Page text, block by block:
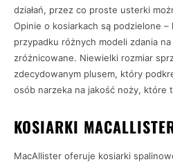
działań, przez co proste usterki
Opinie o kosiarkach są podzielone
przypadku różnych modeli zdania
zróżnicowane. Niewielki rozmiar
zdecydowanym plusem, który
osób narzeka na jakość noży, które
KOSIARKI
MacAllister oferuje kosiarki